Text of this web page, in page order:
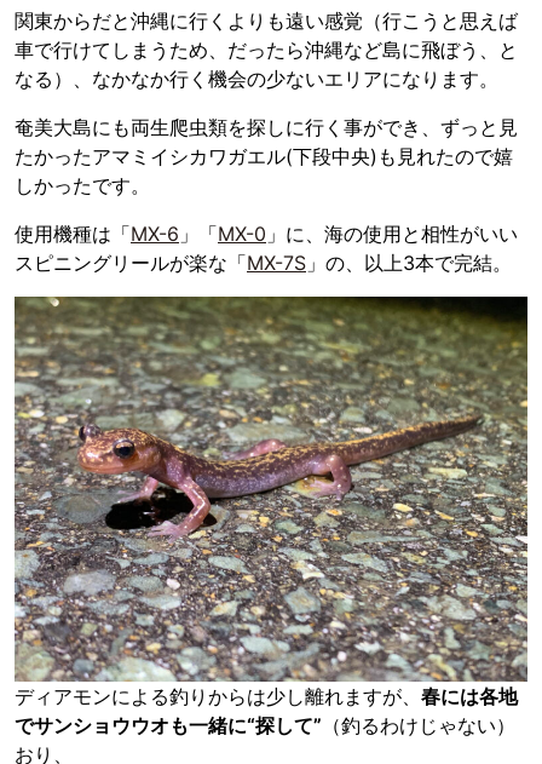
関東からだと沖縄に行くよりも遠い感覚（行こうと思えば
車で行けてしまうため、だったら沖縄など島に飛ぼう、と
なる）、なかなか行く機会の少ないエリアになります。
奄美大島にも両生爬虫類を探しに行く事ができ、ずっと見
たかったアマミイシカワガエル(下段中央)も見れたので嬉
しかったです。
使用機種は「MX-6 」「MX-0 」に、海の使用と相性がいい
スピニングリールが楽な「MX-7S 」の、以上3本で完結。
ディアモンによる釣りからは少し離れますが、 春には各地
でサンショウウオも一緒に“探して” （釣るわけじゃない）
おり、